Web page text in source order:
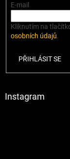
E-mail
Kliknutím na
osobních údajů.
PŘIHLÁSIT SE
Instagram